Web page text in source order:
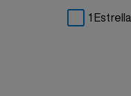
1 Estrella